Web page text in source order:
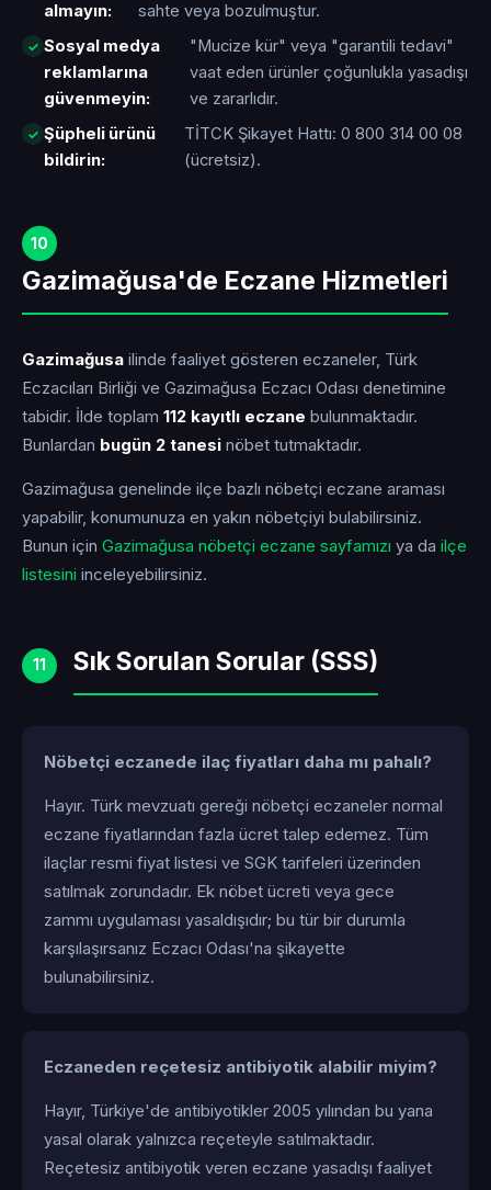
almayın:
sahte veya bozulmuştur.
Sosyal medya
reklamlarına
güvenmeyin:
"Mucize kür" veya "garantili tedavi"
vaat eden ürünler çoğunlukla yasadışı
ve zararlıdır.
Şüpheli ürünü
bildirin:
TİTCK Şikayet Hattı: 0 800 314 00 08
(ücretsiz).
10
Gazimağusa'de Eczane Hizmetleri
Gazimağusa ilinde faaliyet gösteren eczaneler, Türk
Eczacıları Birliği ve Gazimağusa Eczacı Odası denetimine
tabidir. İlde toplam 112 kayıtlı eczane bulunmaktadır.
Bunlardan bugün 2 tanesi nöbet tutmaktadır.
Gazimağusa genelinde ilçe bazlı nöbetçi eczane araması
yapabilir, konumunuza en yakın nöbetçiyi bulabilirsiniz.
Bunun için Gazimağusa nöbetçi eczane sayfamızı ya da ilçe
listesini inceleyebilirsiniz.
11 Sık Sorulan Sorular (SSS)
Nöbetçi eczanede ilaç fiyatları daha mı pahalı?
Hayır. Türk mevzuatı gereği nöbetçi eczaneler normal
eczane fiyatlarından fazla ücret talep edemez. Tüm
ilaçlar resmi fiyat listesi ve SGK tarifeleri üzerinden
satılmak zorundadır. Ek nöbet ücreti veya gece
zammı uygulaması yasaldışıdır; bu tür bir durumla
karşılaşırsanız Eczacı Odası'na şikayette
bulunabilirsiniz.
Eczaneden reçetesiz antibiyotik alabilir miyim?
Hayır, Türkiye'de antibiyotikler 2005 yılından bu yana
yasal olarak yalnızca reçeteyle satılmaktadır.
Reçetesiz antibiyotik veren eczane yasadışı faaliyet